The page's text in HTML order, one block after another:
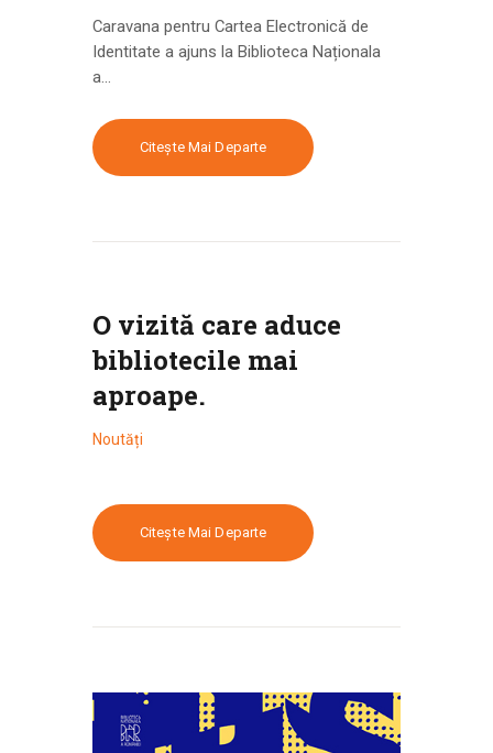
Caravana pentru Cartea Electronică de
Identitate a ajuns la Biblioteca Naționala
a…
Citește Mai Departe
O vizită care aduce
bibliotecile mai
aproape.
Noutăți
Citește Mai Departe